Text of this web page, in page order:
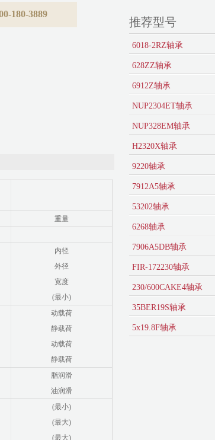
推荐型号
6018-2RZ轴承
628ZZ轴承
6912Z轴承
NUP2304ET轴承
NUP328EM轴承
H2320X轴承
9220轴承
7912A5轴承
53202轴承
6268轴承
7906A5DB轴承
FIR-172230轴承
230/600CAKE4轴承
35BER19S轴承
5x19.8F轴承
180-3889
重量
内径
外径
宽度
(最小)
动载荷
静载荷
动载荷
静载荷
脂润滑
油润滑
(最小)
(最大)
(最大)